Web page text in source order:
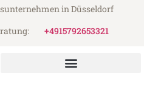
in Düsseldorf
+4915792653321